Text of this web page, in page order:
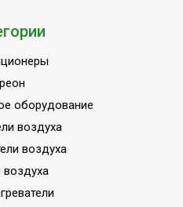
оборудование
воздуха
воздуха